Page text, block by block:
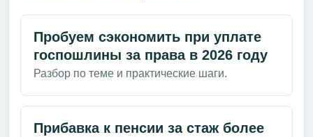
Пробуем сэкономить при уплате
госпошлины за права в 2026 году
Разбор по теме и практические шаги.
Прибавка к пенсии за стаж более